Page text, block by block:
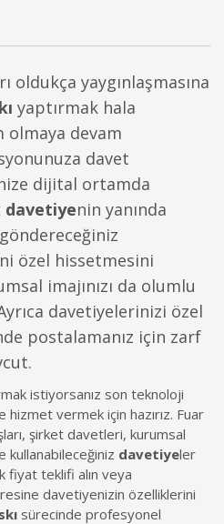
oldukça yaygınlaşmasına
yaptırmak hala
olmaya devam
davet
dijital ortamda
davetiyenin yanında
özel hissetmesini
imajınızı da olumlu
davetiyelerinizi özel
postalamanız için zarf
istiyorsanız son teknoloji
hizmet vermek için hazırız. Fuar
şirket davetleri, kurumsal
kullanabileceğiniz davetiyeler
fiyat teklifi alın veya
davetiyenizin özelliklerini
sürecinde profesyonel